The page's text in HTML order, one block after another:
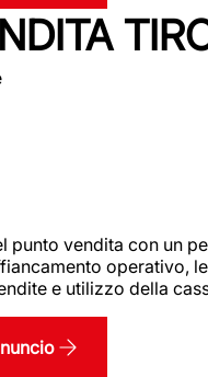
punto vendita con un
operativo,
e utilizzo della